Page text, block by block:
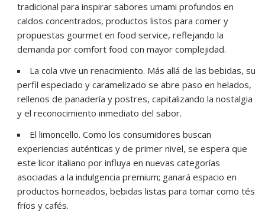
tradicional para inspirar sabores umami profundos en
caldos concentrados, productos listos para comer y
propuestas gourmet en food service, reflejando la
demanda por comfort food con mayor complejidad.
La cola vive un renacimiento. Más allá de las bebidas, su
perfil especiado y caramelizado se abre paso en helados,
rellenos de panadería y postres, capitalizando la nostalgia
y el reconocimiento inmediato del sabor.
El limoncello. Como los consumidores buscan
experiencias auténticas y de primer nivel, se espera que
este licor italiano por influya en nuevas categorías
asociadas a la indulgencia premium; ganará espacio en
productos horneados, bebidas listas para tomar como tés
fríos y cafés.